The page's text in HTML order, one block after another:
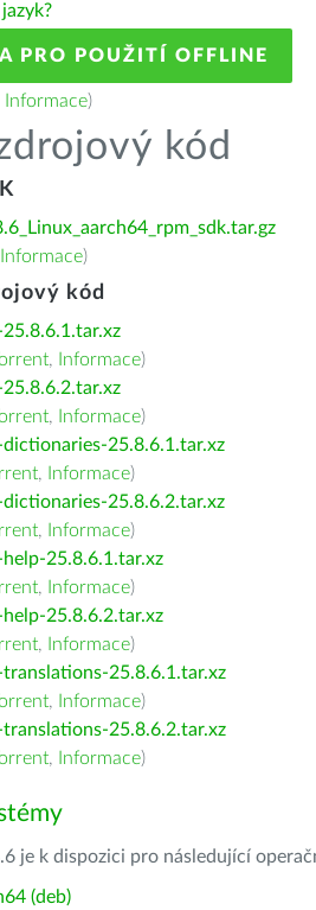
PRO POUŽITÍ OFFLINE
Informace)
kód
Informace)
kód
, Informace)
, Informace)
dictionaries-25.8.6.1.tar.xz
, Informace)
dictionaries-25.8.6.2.tar.xz
, Informace)
help-25.8.6.1.tar.xz
, Informace)
help-25.8.6.2.tar.xz
, Informace)
translations-25.8.6.1.tar.xz
, Informace)
translations-25.8.6.2.tar.xz
, Informace)
je k dispozici pro následující
(deb)